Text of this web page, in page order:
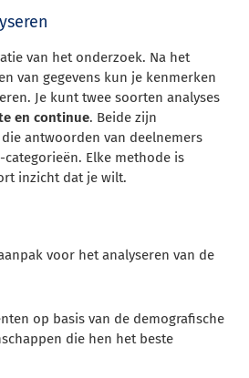
van het onderzoek. Na het
van gegevens kun je kenmerken
Je kunt twee soorten analyses
en continue. Beide zijn
antwoorden van deelnemers
Elke methode is
inzicht dat je wilt.
voor het analyseren van de
op basis van de demografische
die hen het beste